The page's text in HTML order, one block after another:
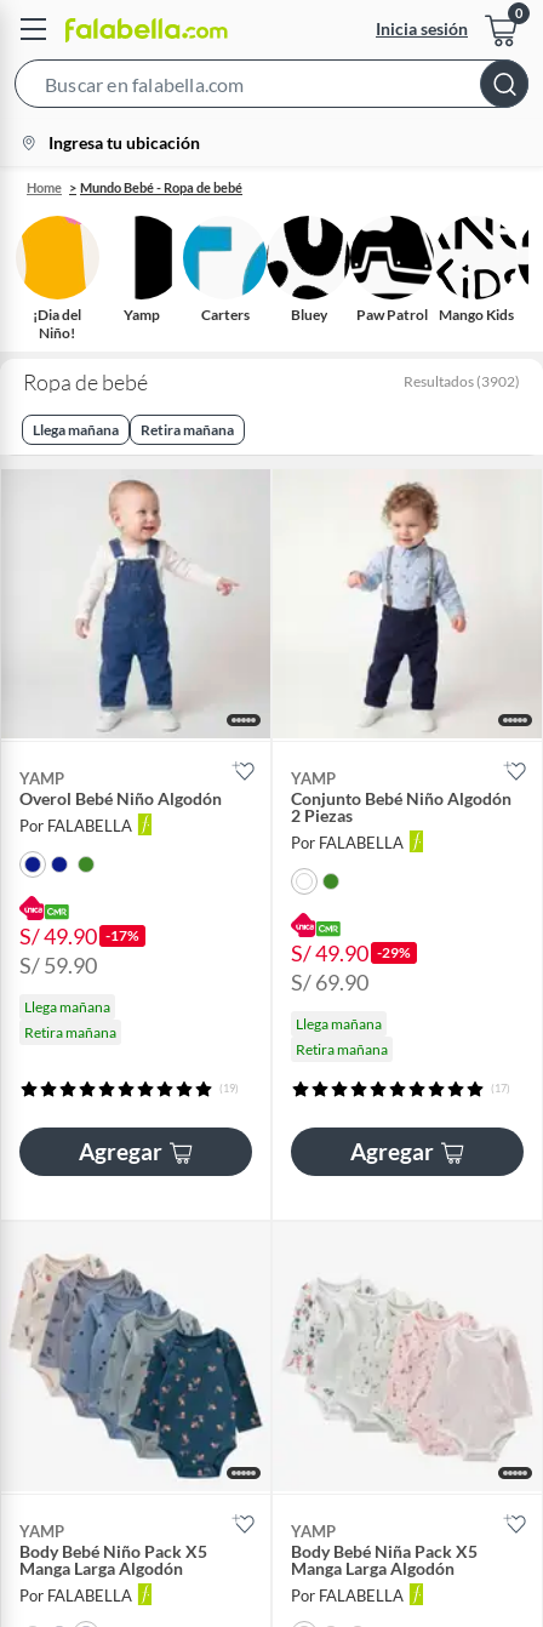
Inicia sesión
Bar
location-
icon
Ingresa tu ubicación
Home Mundo Bebé - Ropa de bebé
¡Dia del
Niño!
Yamp Carters Bluey Paw Patrol Mango Kids
Ropa de bebé Resultados (3902)
Llega mañana Retira mañana
YAMP
Overol Bebé Niño Algodón
Por FALABELLA
S/ 49.90 -17%
S/ 59.90
Llega mañana
Retira mañana
(19)
Agregar
YAMP
Conjunto Bebé Niño Algodón
2 Piezas
Por FALABELLA
S/ 49.90 -29%
S/ 69.90
Llega mañana
Retira mañana
(17)
Agregar
YAMP
Body Bebé Niño Pack X5
Manga Larga Algodón
Por FALABELLA
YAMP
Body Bebé Niña Pack X5
Manga Larga Algodón
Por FALABELLA